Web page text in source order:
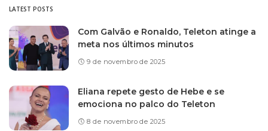
LATEST POSTS
Com Galvão e Ronaldo, Teleton atinge a
meta nos últimos minutos
9 de novembro de 2025
Eliana repete gesto de Hebe e se
emociona no palco do Teleton
8 de novembro de 2025